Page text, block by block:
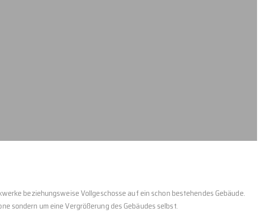
beziehungsweise Vollgeschosse auf ein schon bestehendes Gebäude.
sondern um eine Vergrößerung des Gebäudes selbst.